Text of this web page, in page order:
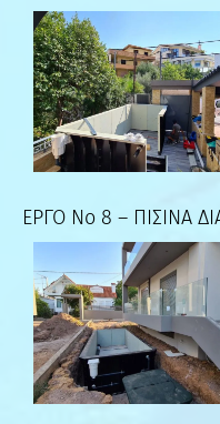
ΕΡΓΟ Νο 8 – ΠΙΣΙΝΑ